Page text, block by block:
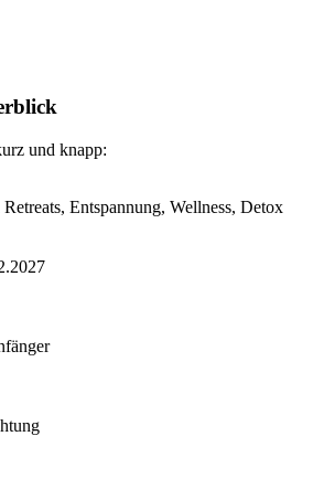
und knapp:
Entspannung, Wellness, Detox